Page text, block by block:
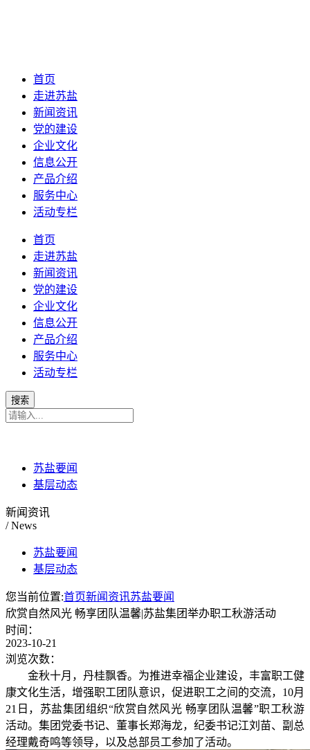
首页
走进苏盐
新闻资讯
党的建设
企业文化
信息公开
产品介绍
服务中心
活动专栏
首页
走进苏盐
新闻资讯
党的建设
企业文化
信息公开
产品介绍
服务中心
活动专栏
苏盐要闻
基层动态
新闻资讯
/ News
苏盐要闻
基层动态
您当前位置:首页新闻资讯苏盐要闻
欣赏自然风光 畅享团队温馨|苏盐集团举办职工秋游活动
时间：
2023-10-21
浏览次数：
金秋十月，丹桂飘香。为推进幸福企业建设，丰富职工健
康文化生活，增强职工团队意识，促进职工之间的交流，10月
21日，苏盐集团组织“欣赏自然风光 畅享团队温馨”职工秋游
活动。集团党委书记、董事长郑海龙，纪委书记江刘苗、副总
经理戴奇鸣等领导，以及总部员工参加了活动。